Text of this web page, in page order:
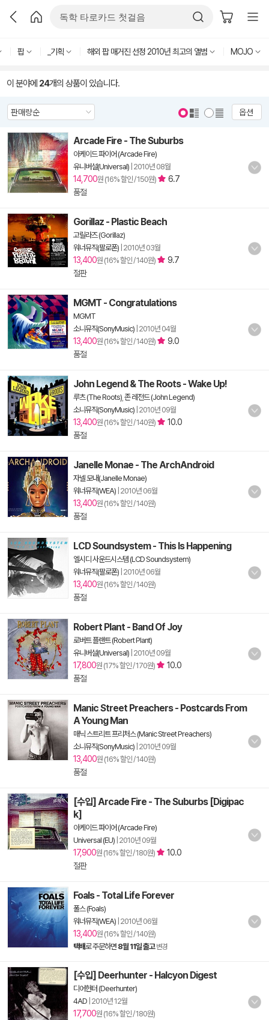
팝 _기획 해외 팝 매거진 선정 2010년 최고의 앨범 MOJO
이 분야에 24개의 상품이 있습니다.
옵션
Arcade Fire - The Suburbs
아케이드 파이어 (Arcade Fire)
유니버설(Universal) 2010년 08월
14,700원 (16% 할인 / 150원)
6.7
품절
Gorillaz - Plastic Beach
고릴라즈 (Gorillaz)
워너뮤직(팔로폰) 2010년 03월
13,400원 (16% 할인 / 140원)
9.7
절판
MGMT - Congratulations
MGMT
소니뮤직(SonyMusic) 2010년 04월
13,400원 (16% 할인 / 140원)
9.0
품절
John Legend & The Roots - Wake Up!
루츠 (The Roots) 존 레전드 (John Legend)
소니뮤직(SonyMusic) 2010년 09월
13,400원 (16% 할인 / 140원)
10.0
품절
Janelle Monae - The ArchAndroid
자넬 모내(Janelle Monae)
워너뮤직(WEA) 2010년 06월
13,400원 (16% 할인 / 140원)
품절
LCD Soundsystem - This Is Happening
엘시디 사운드시스템 (LCD Soundsystem)
워너뮤직(팔로폰) 2010년 06월
13,400원 (16% 할인 / 140원)
품절
Robert Plant - Band Of Joy
로버트 플랜트 (Robert Plant)
유니버설(Universal) 2010년 09월
17,800원 (17% 할인 / 170원)
10.0
품절
Manic Street Preachers - Postcards From
A Young Man
매닉 스트리트 프리처스 (Manic Street Preachers)
소니뮤직(SonyMusic) 2010년 09월
13,400원 (16% 할인 / 140원)
품절
[수입] Arcade Fire - The Suburbs [Digipac
k]
아케이드 파이어 (Arcade Fire)
Universal (EU) 2010년 09월
17,900원 (16% 할인 / 180원)
10.0
절판
Foals - Total Life Forever
폴스 (Foals)
워너뮤직(WEA) 2010년 06월
13,400원 (16% 할인 / 140원)
택배로 주문하면 8월 11일 출고 변경
[수입] Deerhunter - Halcyon Digest
디어헌터 (Deerhunter)
4AD 2010년 12월
17,700원 (16% 할인 / 180원)